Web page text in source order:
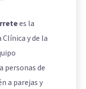
es la
y de la
personas de
a parejas y